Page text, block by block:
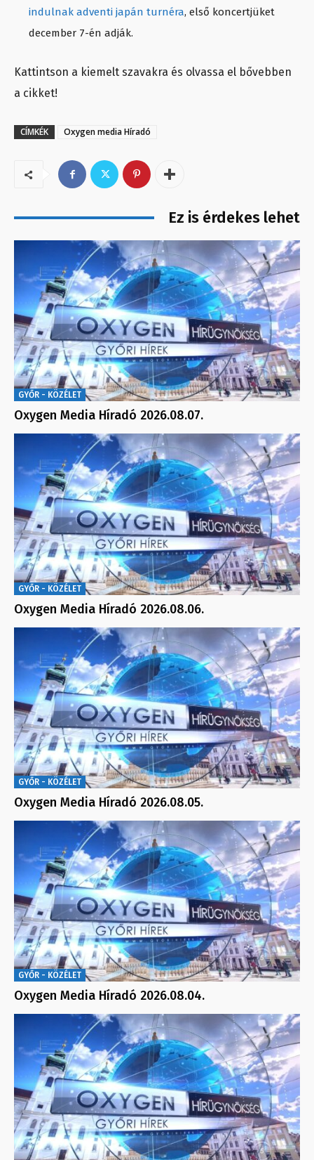
indulnak adventi japán turnéra, első koncertjüket
december 7-én adják.
Kattintson a kiemelt szavakra és olvassa el bővebben
a cikket!
CÍMKÉK Oxygen media Híradó
Ez is érdekes lehet
GYŐR - KÖZÉLET
Oxygen Media Híradó 2026.08.07.
GYŐR - KÖZÉLET
Oxygen Media Híradó 2026.08.06.
GYŐR - KÖZÉLET
Oxygen Media Híradó 2026.08.05.
GYŐR - KÖZÉLET
Oxygen Media Híradó 2026.08.04.